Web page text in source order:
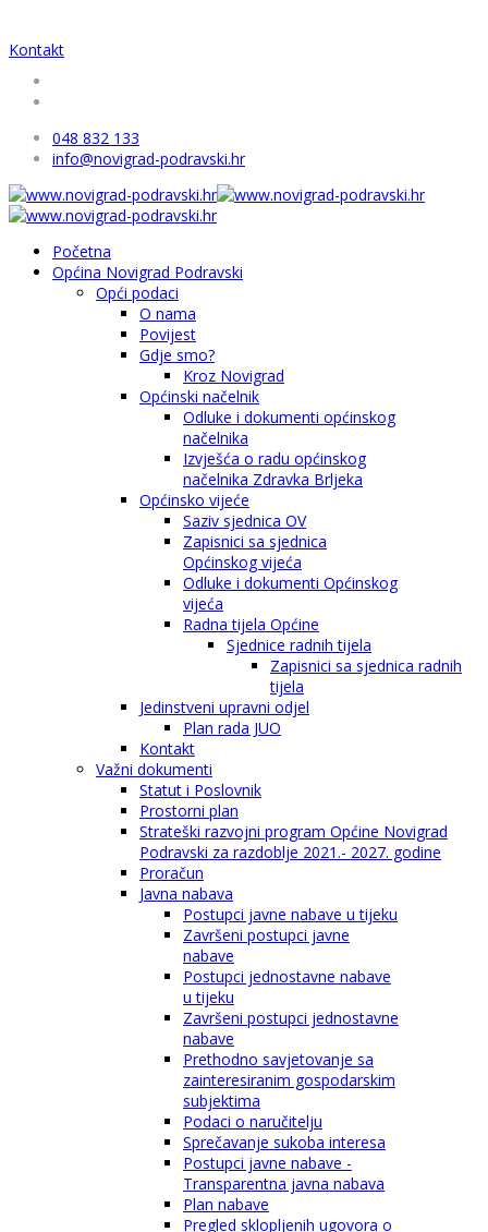
Kontakt
048 832 133
info@novigrad-podravski.hr
Početna
Općina Novigrad Podravski
Opći podaci
O nama
Povijest
Gdje smo?
Kroz Novigrad
Općinski načelnik
Odluke i dokumenti općinskog
načelnika
Izvješća o radu općinskog
načelnika Zdravka Brljeka
Općinsko vijeće
Saziv sjednica OV
Zapisnici sa sjednica
Općinskog vijeća
Odluke i dokumenti Općinskog
vijeća
Radna tijela Općine
Sjednice radnih tijela
Zapisnici sa sjednica radnih
tijela
Jedinstveni upravni odjel
Plan rada JUO
Kontakt
Važni dokumenti
Statut i Poslovnik
Prostorni plan
Strateški razvojni program Općine Novigrad
Podravski za razdoblje 2021.- 2027. godine
Proračun
Javna nabava
Postupci javne nabave u tijeku
Završeni postupci javne
nabave
Postupci jednostavne nabave
u tijeku
Završeni postupci jednostavne
nabave
Prethodno savjetovanje sa
zainteresiranim gospodarskim
subjektima
Podaci o naručitelju
Sprečavanje sukoba interesa
Postupci javne nabave -
Transparentna javna nabava
Plan nabave
Pregled sklopljenih ugovora o